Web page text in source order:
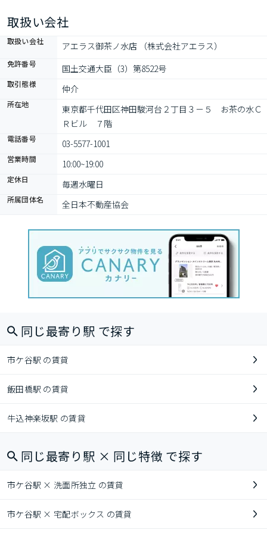
取扱い会社
取扱い会社 アエラス御茶ノ水店 （株式会社アエラス）
免許番号 国土交通大臣（3）第8522号
取引態様 仲介
所在地
東京都千代田区神田駿河台２丁目３－５　お茶の水Ｃ
Ｒビル　７階
電話番号 03-5577-1001
営業時間 10:00~19:00
定休日 毎週水曜日
所属団体名 全日本不動産協会
同じ最寄り駅 で探す
市ケ谷駅 の賃貸
飯田橋駅 の賃貸
牛込神楽坂駅 の賃貸
同じ最寄り駅 × 同じ特徴 で探す
市ケ谷駅 × 洗面所独立 の賃貸
市ケ谷駅 × 宅配ボックス の賃貸